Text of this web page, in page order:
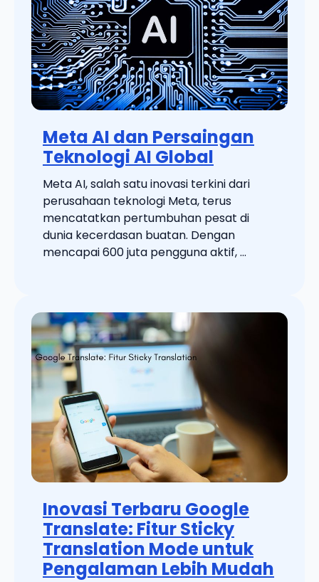
Meta AI dan Persaingan
Teknologi AI Global
Meta AI, salah satu inovasi terkini dari
perusahaan teknologi Meta, terus
mencatatkan pertumbuhan pesat di
dunia kecerdasan buatan. Dengan
mencapai 600 juta pengguna aktif, ...
Inovasi Terbaru Google
Translate: Fitur Sticky
Translation Mode untuk
Pengalaman Lebih Mudah